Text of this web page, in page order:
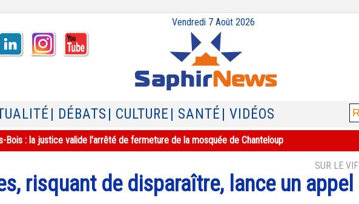
Vendredi 7 Août 2026
| DÉBATS | CULTURE | SANTÉ | VIDÉOS
Bois : la justice valide l'arrêté de fermeture de la mosquée de Chanteloup
SUR LE VIF
risquant de disparaître, lance un appel